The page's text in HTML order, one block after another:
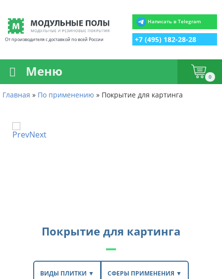
От производителя с доставкой по всей России
Написать в Telegram
+7 (495) 182-28-28
0
Меню
Главная » По применению » Покрытие для картинга
Покрытие для картинга
PrevNext
ВИДЫ ПЛИТКИ ▼ СФЕРЫ ПРИМЕНЕНИЯ ▼